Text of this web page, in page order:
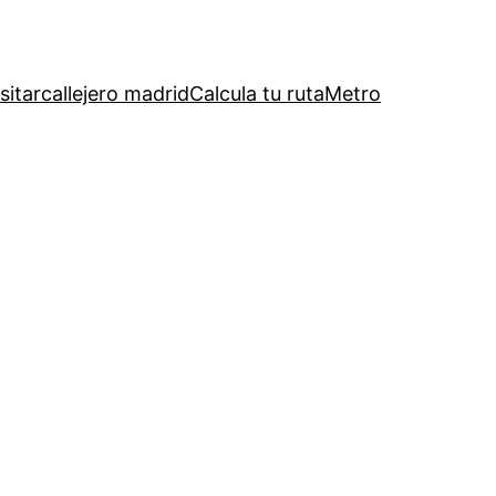
callejero madridCalcula tu rutaMetro